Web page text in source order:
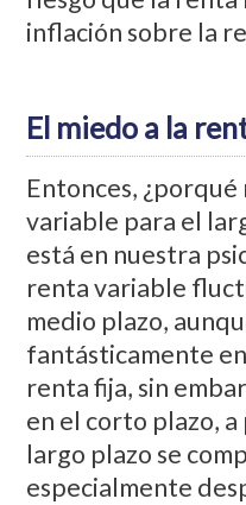
inflación sobre la
El miedo a la
Entonces,
variable para el
está en nuestra
renta variable
medio plazo,
fantásticamente
renta fija, sin
en el corto plazo, a
largo plazo se
especialmente